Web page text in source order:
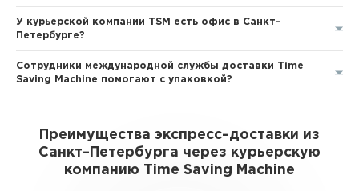
У курьерской компании TSM есть офис в Санкт–
Петербурге?
Сотрудники международной службы доставки Time
Saving Machine помогают с упаковкой?
Преимущества экспресс–доставки из
Санкт–Петербурга через курьерскую
компанию Time Saving Machine